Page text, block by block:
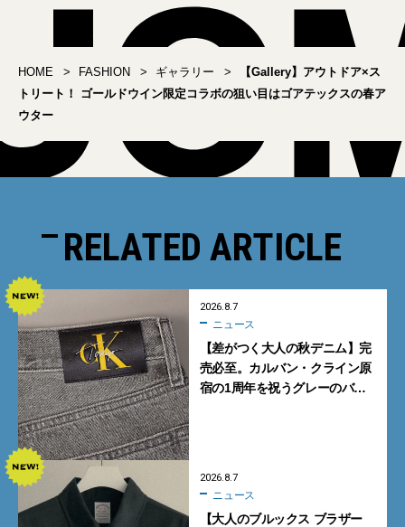
HOME FASHION ギャラリー
【Gallery】アウトドア×ス
トリート！ ゴールドウイン限定コラボの狙い目はゴアテックスの春ア
ウター
RELATED ARTICLE
2026.8.7
ニュース
【差がつく大人の秋デニム】完
売必至。カルバン・クライン原
宿の1周年を祝うグレーのバ
2026.8.7
ニュース
【大人のブルックス ブラザー